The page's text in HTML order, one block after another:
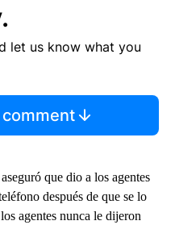
let us know what you
que dio a los agentes
después de que se lo
agentes nunca le dijeron